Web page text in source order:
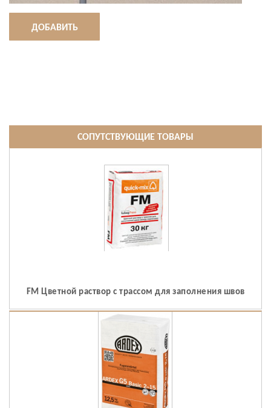
ДОБАВИТЬ
СОПУТСТВУЮЩИЕ ТОВАРЫ
FM Цветной раствор с трассом для заполнения швов